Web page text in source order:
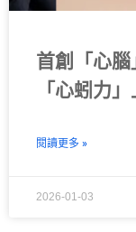
首創「心
「心蚓力
閱讀更多 »
2026-01-03